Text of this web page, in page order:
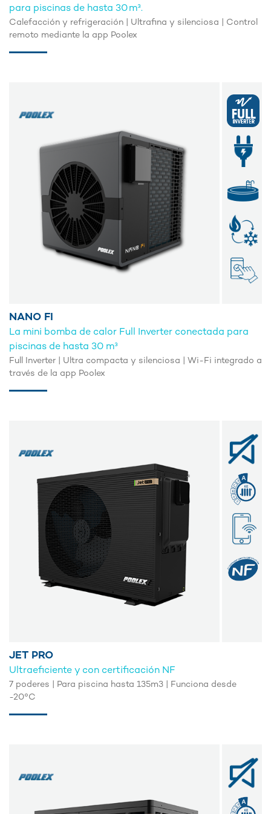
para piscinas de hasta 30 m³.
Calefacción y refrigeración | Ultrafina y silenciosa | Control
remoto mediante la app Poolex
NANO FI
La mini bomba de calor Full Inverter conectada para
piscinas de hasta 30 m³
Full Inverter | Ultra compacta y silenciosa | Wi-Fi integrado a
través de la app Poolex
JET PRO
Ultraeficiente y con certificación NF
7 poderes | Para piscina hasta 135m3 | Funciona desde
-20°C